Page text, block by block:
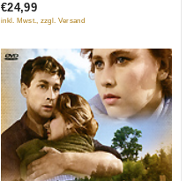
5
€24,99
inkl. Mwst., zzgl. Versand